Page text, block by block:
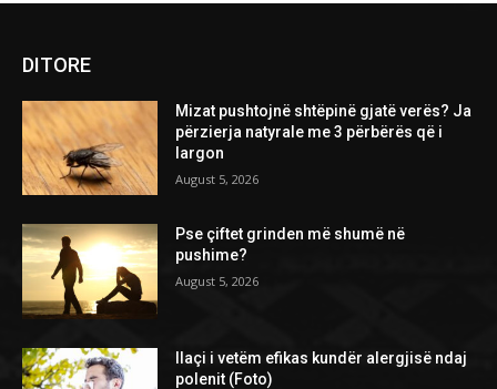
DITORE
Mizat pushtojnë shtëpinë gjatë verës? Ja
përzierja natyrale me 3 përbërës që i
largon
August 5, 2026
Pse çiftet grinden më shumë në
pushime?
August 5, 2026
Ilaçi i vetëm efikas kundër alergjisë ndaj
polenit (Foto)